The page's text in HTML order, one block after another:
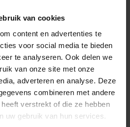
van cookies
content en advertenties te
voor social media te bieden
te analyseren. Ook delen we
van onze site met onze
adverteren en analyse. Deze
combineren met andere
verstrekt of die ze hebben
uw gebruik van hun services.